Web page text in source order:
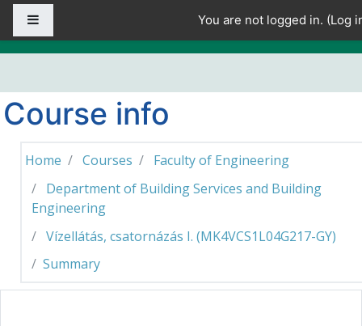
Skip to main content
You are not logged in. (Log
Course info
Home Courses
Faculty of Engineering
Department of Building Services and Building
Engineering
Vízellátás, csatornázás I. (MK4VCS1L04G217-GY)
Summary